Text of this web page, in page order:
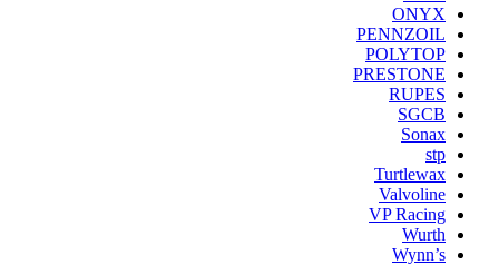
ONYX
PENNZOIL
POLYTOP
PRESTONE
RUPES
SGCB
Sonax
stp
Turtlewax
Valvoline
VP Racing
Wurth
Wynn’s